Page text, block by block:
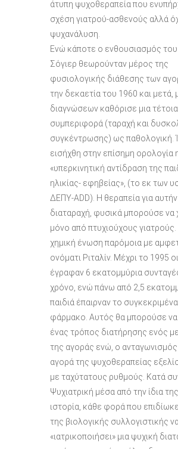
άτυπη ψυχοθεραπεία που
σχέση γιατρού-ασθενούς αλλά
ψυχανάλυση.
Ενώ κάποτε ο ενθουσιασμός
Σόγιερ θεωρούνταν μέρος της
φυσιολογικής διάθεσης των
την δεκαετία του 1960 και μετά,
διαγνώσεων καθόρισε μια τέτοια
συμπεριφορά (ταραχή και
συγκέντρωσης) ως παθολογική.
εισήχθη στην επίσημη ορολογία
«υπερκινητική αντίδραση της
ηλικίας- εφηβείας», (το εκ των
ΔΕΠΥ-ADD). Η θεραπεία για
διαταραχή, φυσικά μπορούσε να
μόνο από πτυχιούχους γιατρούς.
χημική ένωση παρόμοια με
ονόματι Ριταλίν. Μέχρι το 1995
έγραφαν 6 εκατομμύρια
χρόνο, ενώ πάνω από 2,5
παιδιά έπαιρναν το συγκεκριμένα
φάρμακο. Αυτός θα μπορούσε να
ένας τρόπος διατήρησης ενός
της αγοράς ενώ, ο
αγορά της ψυχοθεραπείας
με ταχύτατους ρυθμούς. Κατά
Ψυχιατρική μέσα από την ίδια
ιστορία, κάθε φορά που
της βιολογικής συλλογιστικής να
«ιατρικοποιήσει» μια ψυχική